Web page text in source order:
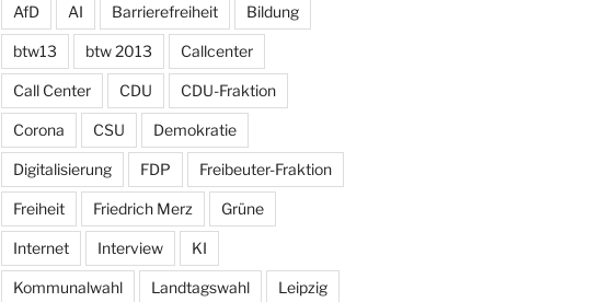
AfD AI Barrierefreiheit Bildung
btw13 btw 2013 Callcenter
Call Center CDU CDU-Fraktion
Corona CSU Demokratie
Digitalisierung FDP Freibeuter-Fraktion
Freiheit Friedrich Merz Grüne
Internet Interview KI
Kommunalwahl Landtagswahl Leipzig